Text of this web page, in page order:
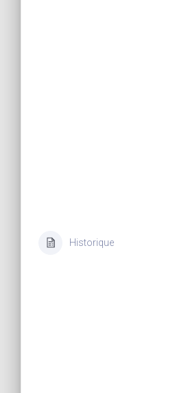
Historique